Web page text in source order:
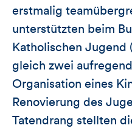
erstmalig
unterstützten beim
Katholischen Jugend
gleich zwei
Organisation eines
Renovierung des
Tatendrang stellten